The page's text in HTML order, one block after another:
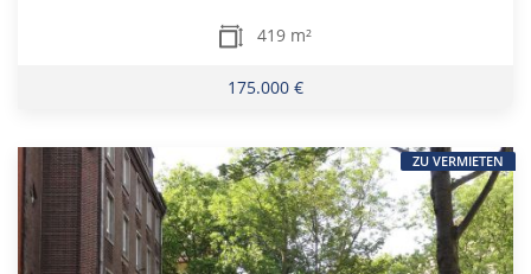
419 m²
175.000 €
ZU VERMIETEN